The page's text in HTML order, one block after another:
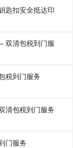
匙扣安全抵达印
双清包税到门服
税到门服务
清包税到门服务
门服务